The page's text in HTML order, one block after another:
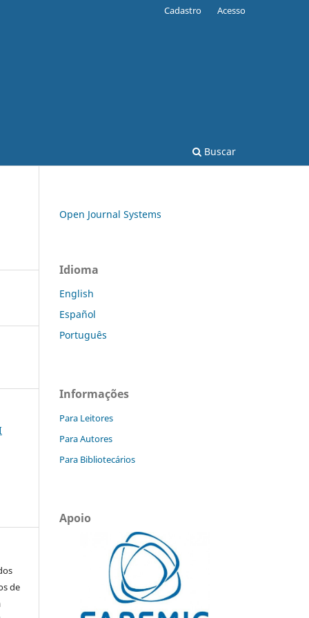
Buscar
Cadastro Acesso
de
Open Journal Systems
Idioma
English
Español
Português
Informações
Para Leitores
Para Autores
Para Bibliotecários
Apoio